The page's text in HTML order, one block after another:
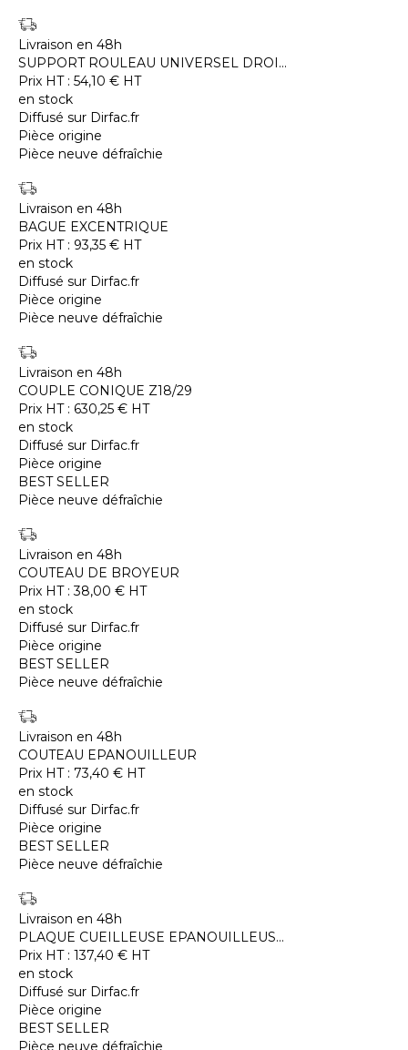
Livraison en 48h
SUPPORT ROULEAU UNIVERSEL DROI...
Prix HT : 54,10 € HT
en stock
Diffusé sur Dirfac.fr
Pièce origine
Pièce neuve défraîchie
Livraison en 48h
BAGUE EXCENTRIQUE
Prix HT : 93,35 € HT
en stock
Diffusé sur Dirfac.fr
Pièce origine
Pièce neuve défraîchie
Livraison en 48h
COUPLE CONIQUE Z18/29
Prix HT : 630,25 € HT
en stock
Diffusé sur Dirfac.fr
Pièce origine
BEST SELLER
Pièce neuve défraîchie
Livraison en 48h
COUTEAU DE BROYEUR
Prix HT :38,00 € HT
en stock
Diffusé sur Dirfac.fr
Pièce origine
BEST SELLER
Pièce neuve défraîchie
Livraison en 48h
COUTEAU EPANOUILLEUR
Prix HT : 73,40 € HT
en stock
Diffusé sur Dirfac.fr
Pièce origine
BEST SELLER
Pièce neuve défraîchie
Livraison en 48h
PLAQUE CUEILLEUSE EPANOUILLEUS...
Prix HT : 137,40 € HT
en stock
Diffusé sur Dirfac.fr
Pièce origine
BEST SELLER
Pièce neuve défraîchie